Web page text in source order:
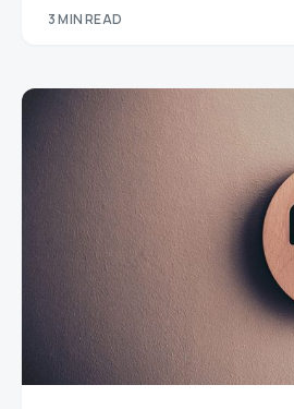
3 MIN READ